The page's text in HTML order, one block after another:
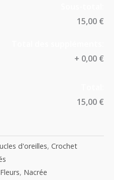
15,00 €
+ 0,00 €
15,00 €
d'oreilles, Crochet
Fleurs, Nacrée